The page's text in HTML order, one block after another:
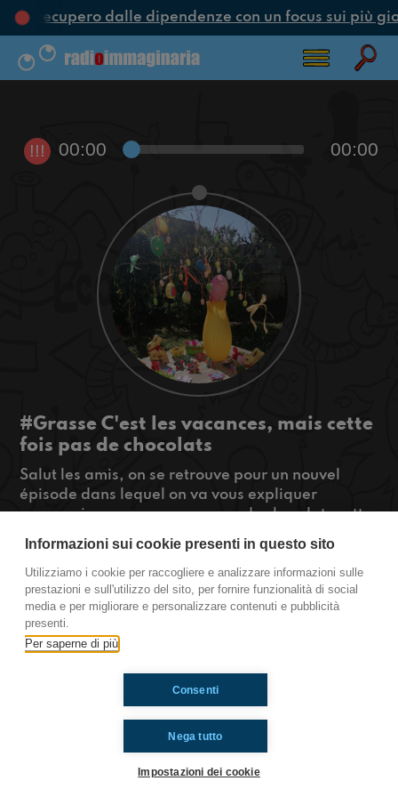
e recupero dalle dipendenze con un focus sui più
!!! 00:00 00:00
#Grasse C'est les vacances, mais cette
fois pas de chocolats
Salut les amis, on se retrouve pour un nouvel
épisode dans lequel on va vous expliquer
pourquoi on ne va pas manger de chocolats cette
ça on vous dira comment on s'occupe quand on ne
part pas en vacances !
Si vous voulez en savoir plus, écoutez nous :))
Grasse
Ti è piaciuto? Condividilo!
Informazioni sui cookie presenti in questo sito
Utilizziamo i cookie per raccogliere e analizzare informazioni sulle
prestazioni e sull'utilizzo del sito, per fornire funzionalità di social
media e per migliorare e personalizzare contenuti e pubblicità
presenti.
Per saperne di più
Nega tutto
Consenti
Impostazioni dei cookie